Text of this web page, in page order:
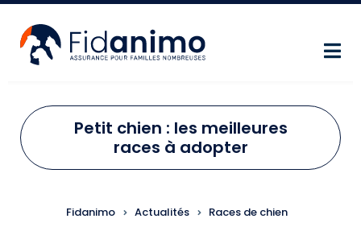
Aller au contenu principal
Petit chien : les meilleures
races à adopter
FIL D'ARIANE
Fidanimo Actualités
Races de chien